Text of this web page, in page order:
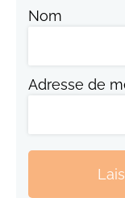
Nom
Adresse de